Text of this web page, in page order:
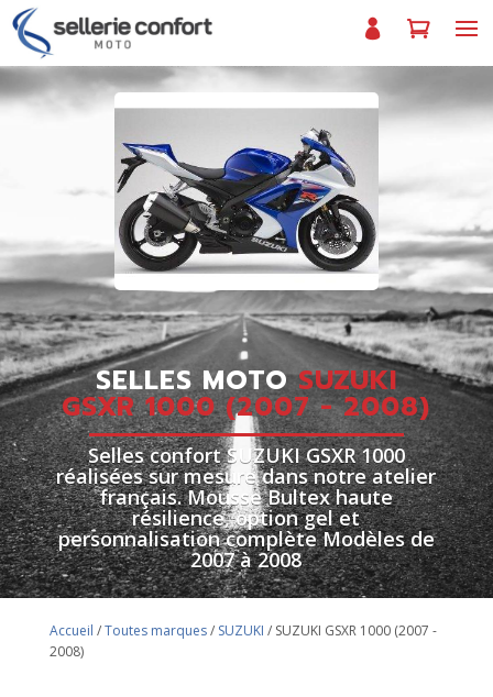
SELLES MOTOSUZUKI
GSXR 1000 (2007 - 2008)
Selles confort SUZUKI GSXR 1000
réalisées sur mesure dans notre atelier
français. Mousse Bultex haute
résilience, option gel et
personnalisation complète Modèles de
2007 à 2008
Accueil /Toutes marques/ SUZUKI / SUZUKI GSXR 1000 (2007 -
2008)